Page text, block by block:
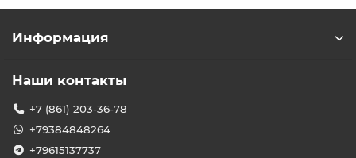
Информация
Наши контакты
+7 (861) 203-36-78
+79384848264
+79615137737